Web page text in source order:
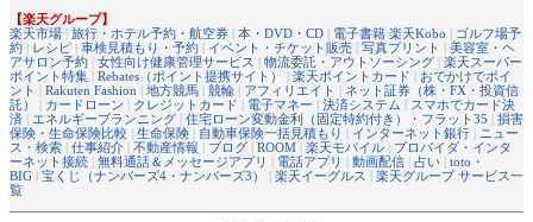
【楽天グループ】
楽天市場 | 旅行・ホテル予約・航空券 | 本・DVD・CD | 電子書籍 楽天Kobo | ゴルフ場予
約 | レシピ | 車検見積もり・予約 | イベント・チケット販売 | 写真プリント | 美容室・ヘ
アサロン予約 | 女性向け健康管理サービス | 物流委託・アウトソーシング | 楽天スーパー
ポイント特集 | Rebates（ポイント提携サイト） | 楽天ポイントカード | おでかけでポイ
ント | Rakuten Fashion | 地方競馬 | 競輪 | アフィリエイト | ネット証券（株・FX・投資信
託）
| カードローン | クレジットカード | 電子マネー | 決済システム | スマホでカード決
済 | エネルギープランニング | 住宅ローン変動金利（固定特約付き）・フラット35 | 損害
保険・生命保険比較 | 生命保険 | 自動車保険一括見積もり | インターネット銀行 | ニュー
ス・検索 | 仕事紹介 | 不動産情報 | ブログ | ROOM | 楽天モバイル | プロバイダ・インタ
ーネット接続 | 無料通話＆メッセージアプリ | 電話アプリ | 動画配信 | 占い | toto・
BIG | 宝くじ（ナンバーズ4・ナンバーズ3） | 楽天イーグルス | 楽天グループ サービス一
覧